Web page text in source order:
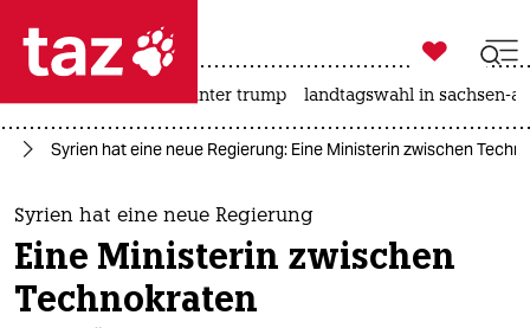
 taz zahl ich
taz zahl ich
themen
politik

taz zahl ich
usa unter trump landtagswahl in sachsen-
Syrien hat eine neue Regierung: Eine Ministerin zwischen
Syrien hat eine neue Regierung
Eine Ministerin zwischen
Technokraten